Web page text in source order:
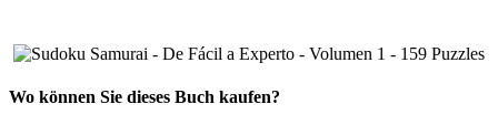
Wo können Sie dieses Buch kaufen?